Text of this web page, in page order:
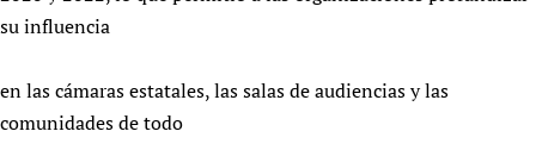
su influencia
en las cámaras estatales, las salas de audiencias y las
comunidades de todo